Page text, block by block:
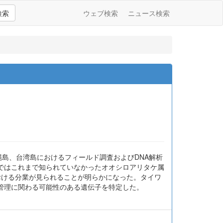
索 ウェブ検索 ニュース検索
、台湾島におけるフィールド調査およびDNA解析
これまで知られていなかったオオシロアリタケ属
る分業が見られることが明らかになった。タイワ
に関わる可能性のある遺伝子を特定した。